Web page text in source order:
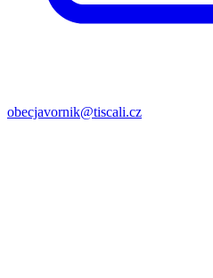
obecjavornik@tiscali.cz